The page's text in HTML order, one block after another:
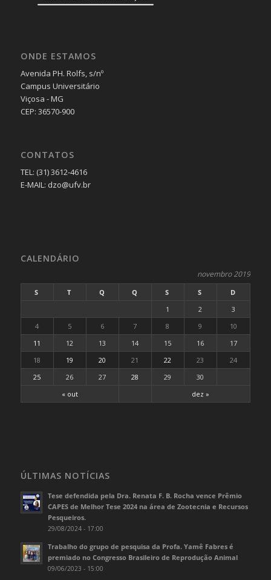
ONDE ESTAMOS
Avenida PH. Rolfs, s/nº
Campus Universitário
Viçosa - MG
CEP: 36570-900
CONTATOS
TEL: (31) 3612-4616
E-MAIL: dzo@ufv.br
CALENDÁRIO
novembro 2019
S T Q Q S S D
« out dez »
1 2
3
4
5 6 7 8 9
10
11
12 13 14 15 16
17
18
19 20 21 22 23
24
25
26 27 28 29 30
ÚLTIMAS NOTÍCIAS
Tese defendida pela Dra. Renata F. B. Rocha vence Prêmio
CAPES de Melhor Tese 2024 na área de Zootecnia e Recursos
Pesqueiros.
29/08/2024 - 17:00
Trabalho do grupo de pesquisa da Profa. Yamê Fabres é
premiado no Congresso Brasileiro de Reprodução Animal
09/06/2023 - 15:00